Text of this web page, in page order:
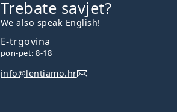
Trebate savjet?
We also speak English!
E-trgovina
pon-pet: 8-18
info@lentiamo.hr